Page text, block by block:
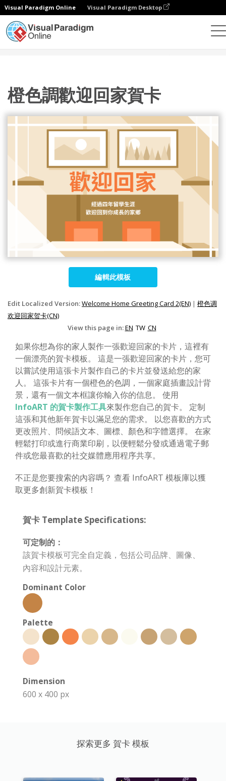
Visual Paradigm Online Visual Paradigm Desktop
橙色調歡迎回家賀卡
編輯此模板
Edit Localized Version:Welcome Home Greeting Card 2(EN) | 橙色调
欢迎回家贺卡(CN)
View this page in:EN TW CN
如果你想為你的家人製作一張歡迎回家的卡片，這裡有
一個漂亮的賀卡模板。 這是一張歡迎回家的卡片，您可
以嘗試使用這張卡片製作自己的卡片並發送給您的家
人。 這張卡片有一個橙色的色調，一個家庭插畫設計背
景，還有一個文本框讓你輸入你的信息。 使用
InfoART 的賀卡製作工具來製作您自己的賀卡。 定制
這張和其他新年賀卡以滿足您的需求。 以您喜歡的方式
更改照片、問候語文本、圖標、顏色和字體選擇。 在家
輕鬆打印或進行商業印刷，以便輕鬆分發或通過電子郵
件或您最喜歡的社交媒體應用程序共享。
不正是您要搜索的內容嗎？ 查看 InfoART 模板庫以獲
取更多創新賀卡模板！
賀卡 Template Specifications:
可定制的：
該賀卡模板可完全自定義，包括公司品牌、圖像、
內容和設計元素。
Dominant Color
Palette
Dimension
600 x 400 px
探索更多 賀卡 模板